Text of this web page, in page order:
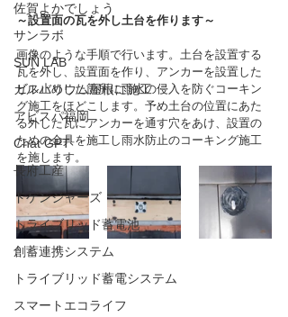
佐賀よかでしょう
サンラボ
SUN LAB
ガルバリウム屋根に施工
アビスパ福岡
Chat GPT
長府工産
ドゲンジャーズ
トライブリッド蓄電池
創蓄連携システム
トライブリッド蓄電システム
スマートエコライフ
～設置面の瓦を外し土台を作ります～
画像のような手順で行います。土台を設置する
瓦を外し、設置面を作り、アンカーを設置した
ビス止めした箇所に雨水の侵入を防ぐコーキン
グ施工をほどこします。予め土台の位置にあた
る外した瓦にアンカーを通す穴をあけ、設置の
ための金具を施工し雨水防止のコーキング施工
を施します。